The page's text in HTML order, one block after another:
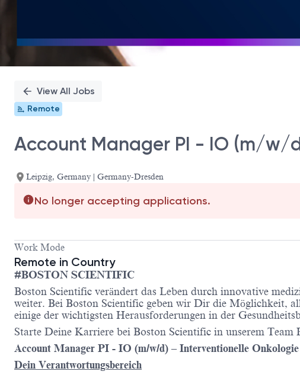
View All Jobs
Remote
Account Manager PI - IO (m/w/
Leipzig, Germany | Germany-Dresden
No longer accepting applications.
Work Mode
Remote in Country
#BOSTON SCIENTIFIC
Boston Scientific verändert das Leben durch innovative
weiter. Bei Boston Scientific geben wir Dir die Möglichkeit,
einige der wichtigsten Herausforderungen in der
Starte Deine Karriere bei Boston Scientific in unserem
Account Manager PI - IO (m/w/d) – Interventionelle
Dein Verantwortungsbereich